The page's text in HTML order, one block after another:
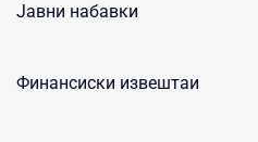
Јавни набавки
Финансиски извештаи